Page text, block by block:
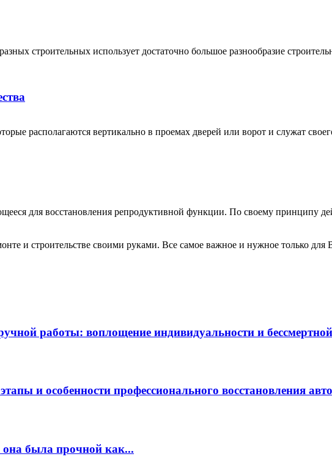
строительных использует достаточно большое разнообразие
располагаются вертикально в проемах дверей или ворот и служат
для восстановления репродуктивной функции. По своему принципу
и строительстве своими руками. Все самое важное и нужное только для
работы: воплощение индивидуальности и
и особенности профессионального восстановления
была прочной как...